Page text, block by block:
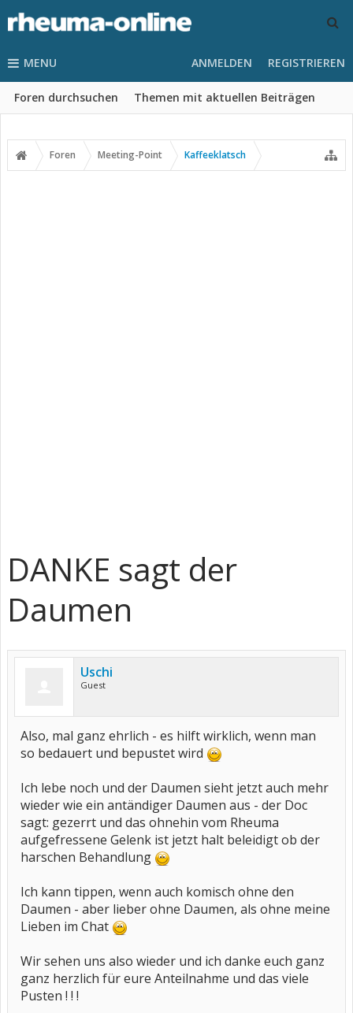
MENU
Foren durchsuchen Themen mit aktuellen Beiträgen
ANMELDEN REGISTRIEREN
Foren Meeting-Point Kaffeeklatsch
DANKE sagt der
Daumen
Uschi
Guest
Also, mal ganz ehrlich - es hilft wirklich, wenn man
so bedauert und bepustet wird
Ich lebe noch und der Daumen sieht jetzt auch mehr
wieder wie ein antändiger Daumen aus - der Doc
sagt: gezerrt und das ohnehin vom Rheuma
aufgefressene Gelenk ist jetzt halt beleidigt ob der
harschen Behandlung
Ich kann tippen, wenn auch komisch ohne den
Daumen - aber lieber ohne Daumen, als ohne meine
Lieben im Chat
Wir sehen uns also wieder und ich danke euch ganz
ganz herzlich für eure Anteilnahme und das viele
Pusten ! ! !